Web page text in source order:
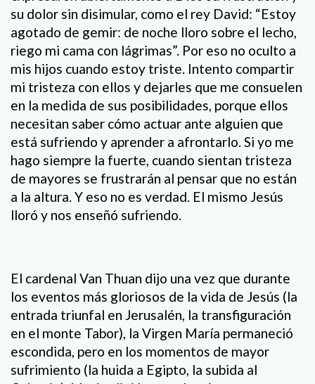
su dolor sin disimular, como el rey David: “Estoy
agotado de gemir: de noche lloro sobre el lecho,
riego mi cama con lágrimas”. Por eso no oculto a
mis hijos cuando estoy triste. Intento compartir
mi tristeza con ellos y dejarles que me consuelen
en la medida de sus posibilidades, porque ellos
necesitan saber cómo actuar ante alguien que
está sufriendo y aprender a afrontarlo. Si yo me
hago siempre la fuerte, cuando sientan tristeza
de mayores se frustrarán al pensar que no están
a la altura. Y eso no es verdad. El mismo Jesús
lloró y nos enseñó sufriendo.
El cardenal Van Thuan dijo una vez que durante
los eventos más gloriosos de la vida de Jesús (la
entrada triunfal en Jerusalén, la transfiguración
en el monte Tabor), la Virgen María permaneció
escondida, pero en los momentos de mayor
sufrimiento (la huida a Egipto, la subida al